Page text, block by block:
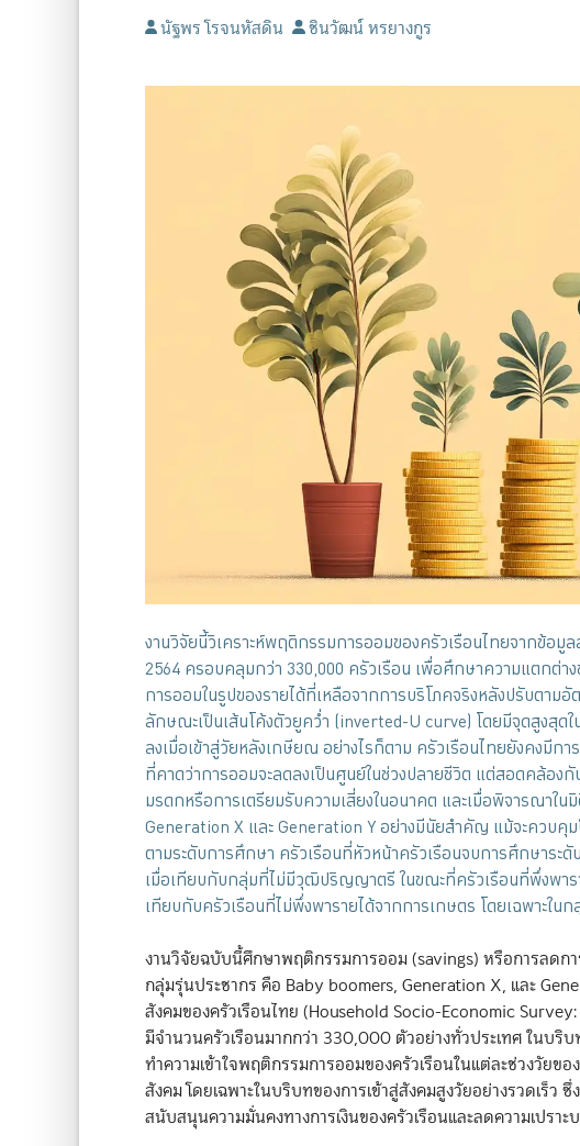
นัฐพร โรจนหัสดิน ชินวัฒน์ หรยางกูร
งานวิจัยนี้วิเคราะห์พฤติกรรมการออมของครัวเรือนไทยจากข้อมู
2564 ครอบคลุมกว่า 330,000 ครัวเรือน เพื่อศึกษาความแตกต่า
การออมในรูปของรายได้ที่เหลือจากการบริโภคจริงหลังปรับตา
ลักษณะเป็นเส้นโค้งตัวยูคว่ำ (inverted-U curve) โดยมีจุดสูงสุด
ลงเมื่อเข้าสู่วัยหลังเกษียณ อย่างไรก็ตาม ครัวเรือนไทยยังคงมี
ที่คาดว่าการออมจะลดลงเป็นศูนย์ในช่วงปลายชีวิต แต่สอดคล้อง
มรดกหรือการเตรียมรับความเสี่ยงในอนาคต และเมื่อพิจารณาใ
Generation X และ Generation Y อย่างมีนัยสำคัญ แม้จะควบ
ตามระดับการศึกษา ครัวเรือนที่หัวหน้าครัวเรือนจบการศึกษาร
เมื่อเทียบกับกลุ่มที่ไม่มีวุฒิปริญญาตรี ในขณะที่ครัวเรือนที่พึ่งพา
เทียบกับครัวเรือนที่ไม่พึ่งพารายได้จากการเกษตร โดยเฉพาะใ
งานวิจัยฉบับนี้ศึกษาพฤติกรรมการออม (savings) หรือการลดก
กลุ่มรุ่นประชากร คือ Baby boomers, Generation X, และ
สังคมของครัวเรือนไทย (Household Socio-Economic
มีจำนวนครัวเรือนมากกว่า 330,000 ตัวอย่างทั่วประเทศ ในบริ
ทำความเข้าใจพฤติกรรมการออมของครัวเรือนในแต่ละช่วงวัยข
สังคม โดยเฉพาะในบริบทของการเข้าสู่สังคมสูงวัยอย่างรวดเร็
สนับสนุนความมั่นคงทางการเงินของครัวเรือนและลดความเปราะ